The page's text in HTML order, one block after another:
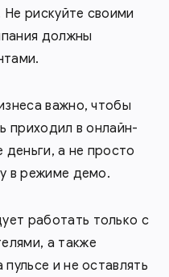
рискуйте своими
должны
важно, чтобы
приходил в онлайн-
деньги, а не просто
в режиме демо.
работать только с
а также
и не оставлять